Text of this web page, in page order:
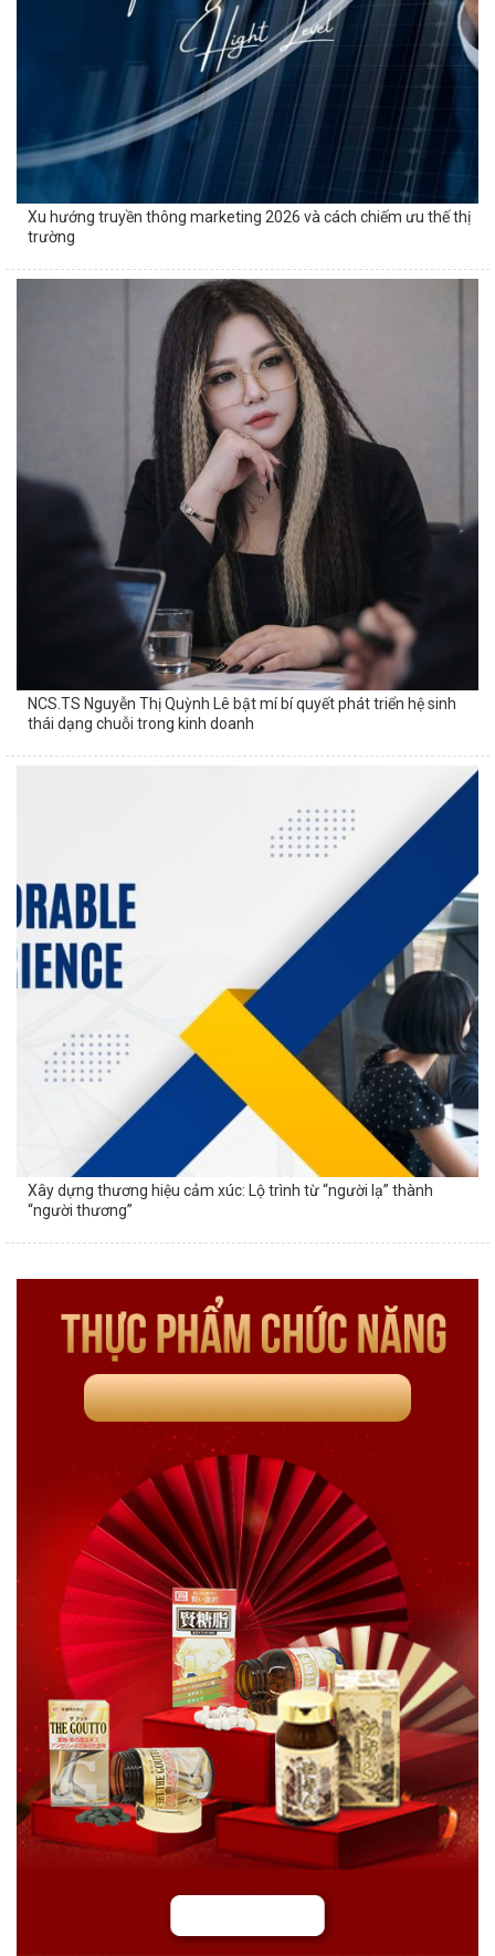
Xu hướng truyền thông marketing 2026 và cách chiếm ưu thế thị
trường
NCS.TS Nguyễn Thị Quỳnh Lê bật mí bí quyết phát triển hệ sinh
thái dạng chuỗi trong kinh doanh
Xây dựng thương hiệu cảm xúc: Lộ trình từ “người lạ” thành
“người thương”